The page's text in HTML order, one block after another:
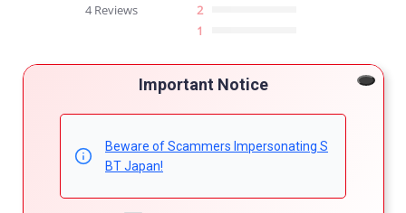
Important Notice
Beware of Scammers Impersonating S
BT Japan!
rating
4 Reviews
2
1
REVIEWS
Filter Reviews
More Filters